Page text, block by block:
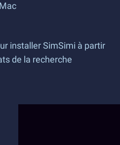
installer SimSimi à partir
de la recherche